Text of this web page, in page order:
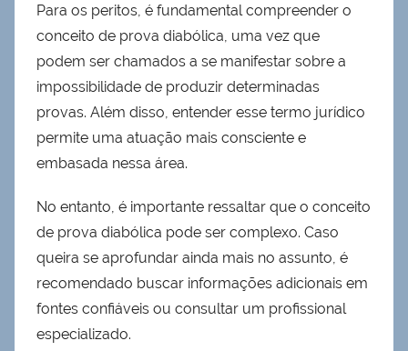
Para os peritos, é fundamental compreender o
conceito de prova diabólica, uma vez que
podem ser chamados a se manifestar sobre a
impossibilidade de produzir determinadas
provas. Além disso, entender esse termo jurídico
permite uma atuação mais consciente e
embasada nessa área.
No entanto, é importante ressaltar que o conceito
de prova diabólica pode ser complexo. Caso
queira se aprofundar ainda mais no assunto, é
recomendado buscar informações adicionais em
fontes confiáveis ou consultar um profissional
especializado.